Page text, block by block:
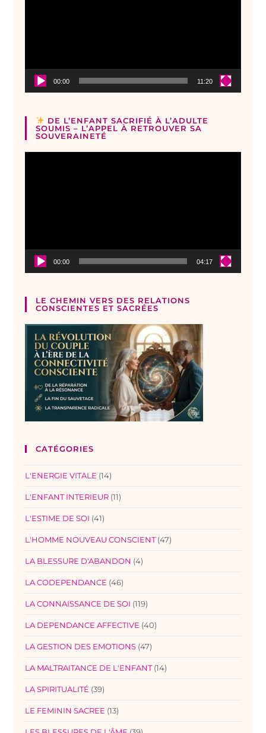
00:00 11:20
DE L’ENFANT SACRIFIÉ À L’ADULTE
SOUMIS – L’APPEL À RETROUVER SA
SOUVERAINETÉ
00:00 04:17
LE CHEMIN VERS DES RELATIONS
CONSCIENTES ET SACRÉES
CATÉGORIES
L'ENERGIE VITALE (14)
L'ENFANT INTERIEUR (11)
L'ESTIME DE SOI (41)
L'HOMME NOUVEAU CONSCIENT (47)
LA BLESSURE D'ABANDON (4)
LA CODEPENDANCE (46)
LA CONNAISSANCE DE SOI (119)
LA DEPENDANCE AFFECTIVE (40)
LA GESTION DES EMOTIONS (47)
LA MALTRAITANCE DE L'ENFANT (14)
LA SPIRITUALITÉ (39)
LE FEMININ SACREE (13)